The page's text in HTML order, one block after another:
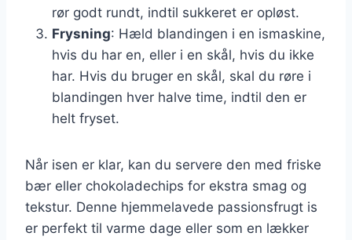
rør godt rundt, indtil sukkeret er opløst.
Frysning: Hæld blandingen i en ismaskine,
hvis du har en, eller i en skål, hvis du ikke
har. Hvis du bruger en skål, skal du røre i
blandingen hver halve time, indtil den er
helt fryset.
Når isen er klar, kan du servere den med friske
bær eller chokoladechips for ekstra smag og
tekstur. Denne hjemmelavede passionsfrugt is
er perfekt til varme dage eller som en lækker